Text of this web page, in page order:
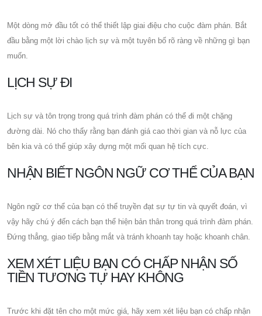
Một dòng mở đầu tốt có thể thiết lập giai điệu cho cuộc đàm phán. Bắt
đầu bằng một lời chào lịch sự và một tuyên bố rõ ràng về những gì bạn
muốn.
LỊCH SỰ ĐI
Lịch sự và tôn trọng trong quá trình đàm phán có thể đi một chặng
đường dài. Nó cho thấy rằng bạn đánh giá cao thời gian và nỗ lực của
bên kia và có thể giúp xây dựng một mối quan hệ tích cực.
NHẬN BIẾT NGÔN NGỮ CƠ THỂ CỦA BẠN
Ngôn ngữ cơ thể của bạn có thể truyền đạt sự tự tin và quyết đoán, vì
vậy hãy chú ý đến cách bạn thể hiện bản thân trong quá trình đàm phán.
Đứng thẳng, giao tiếp bằng mắt và tránh khoanh tay hoặc khoanh chân.
XEM XÉT LIỆU BẠN CÓ CHẤP NHẬN SỐ
TIỀN TƯƠNG TỰ HAY KHÔNG
Trước khi đặt tên cho một mức giá, hãy xem xét liệu bạn có chấp nhận